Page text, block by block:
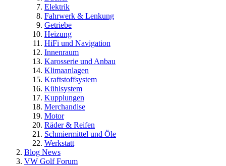
Elektrik
Fahrwerk & Lenkung
Getriebe
Heizung
HiFi und Navigation
Innenraum
Karosserie und Anbau
Klimaanlagen
Kraftstoffsystem
Kühlsystem
Kupplungen
Merchandise
Motor
Räder & Reifen
Schmiermittel und Öle
Werkstatt
Blog News
VW Golf Forum